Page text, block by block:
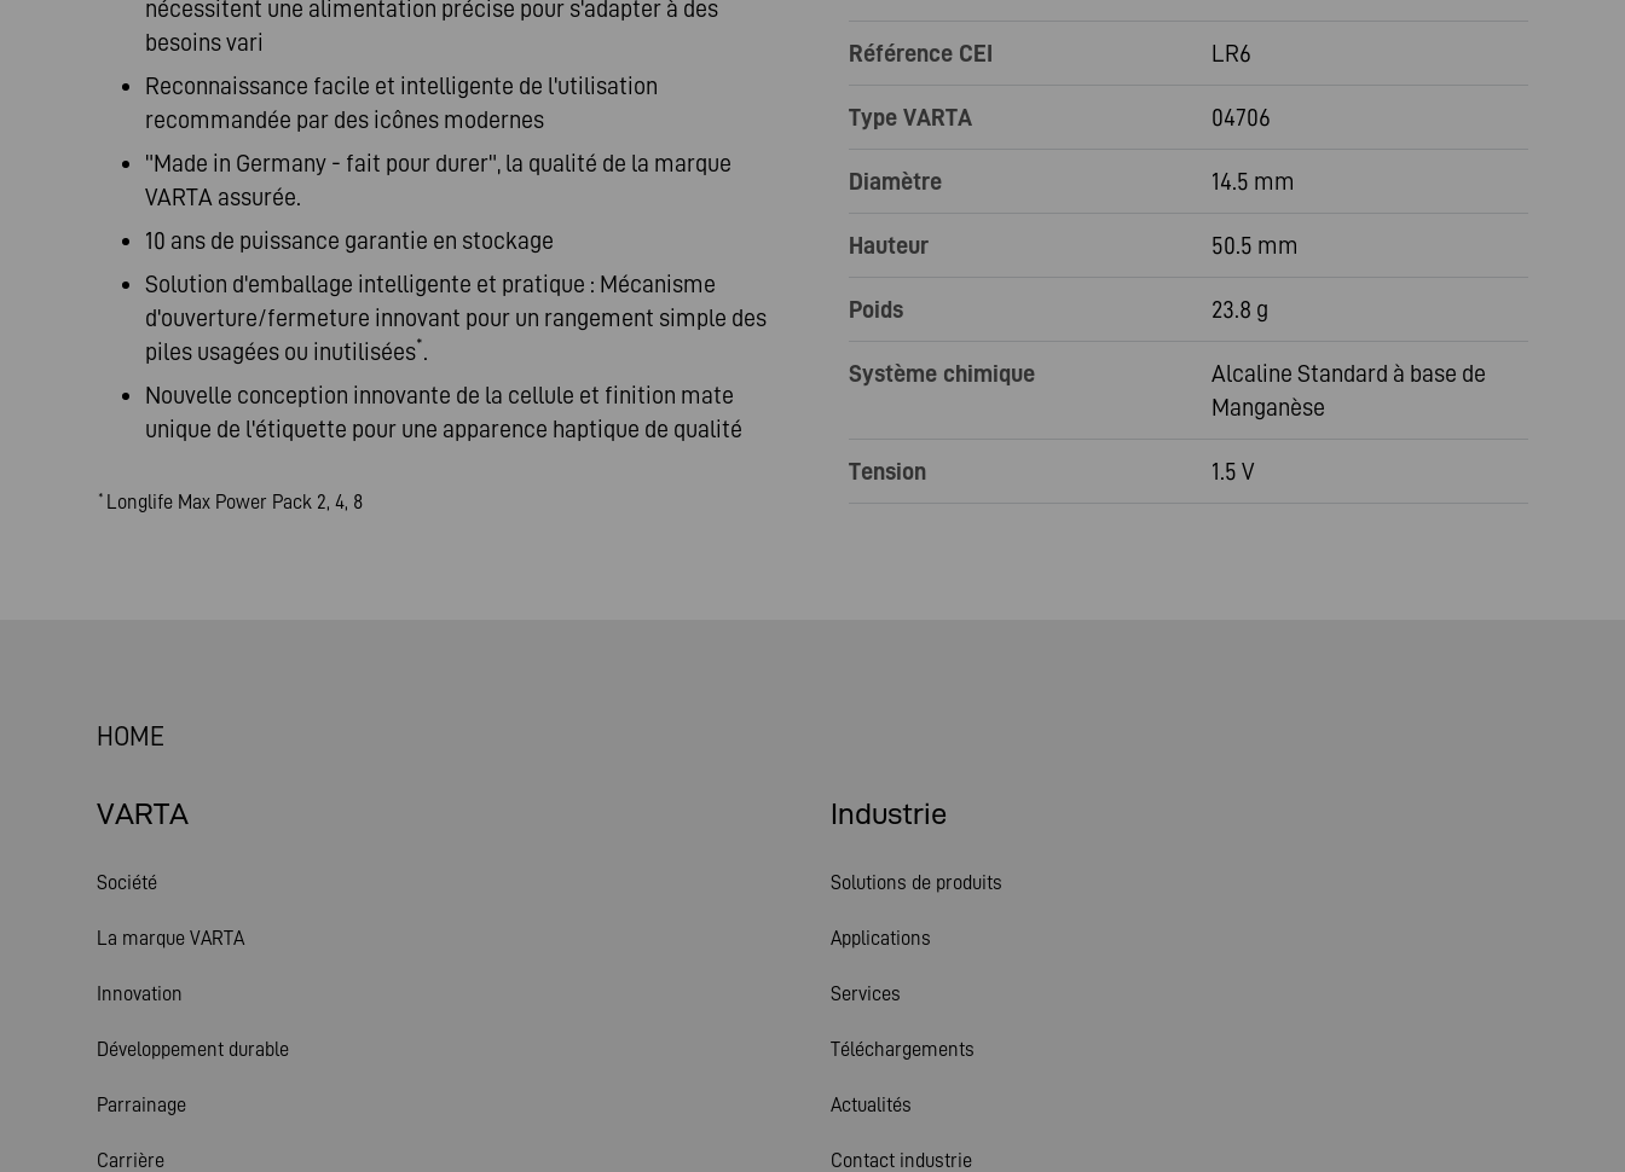
nécessitent une alimentation précise pour s'adapter à des
besoins vari
Reconnaissance facile et intelligente de l'utilisation
recommandée par des icônes modernes
"Made in Germany - fait pour durer", la qualité de la marque
VARTA assurée.
10 ans de puissance garantie en stockage
Solution d'emballage intelligente et pratique : Mécanisme
d'ouverture/fermeture innovant pour un rangement simple des
piles usagées ou inutilisées*.
Nouvelle conception innovante de la cellule et finition mate
unique de l'étiquette pour une apparence haptique de qualité
* Longlife Max Power Pack 2, 4, 8
Référence CEI LR6
Type VARTA 04706
Diamètre 14.5 mm
Hauteur 50.5 mm
Poids 23.8 g
Système chimique
Alcaline Standard à base de
Manganèse
Tension 1.5 V
HOME
VARTA
Société
La marque VARTA
Innovation
Développement durable
Parrainage
Carrière
Industrie
Solutions de produits
Applications
Services
Téléchargements
Actualités
Contact industrie